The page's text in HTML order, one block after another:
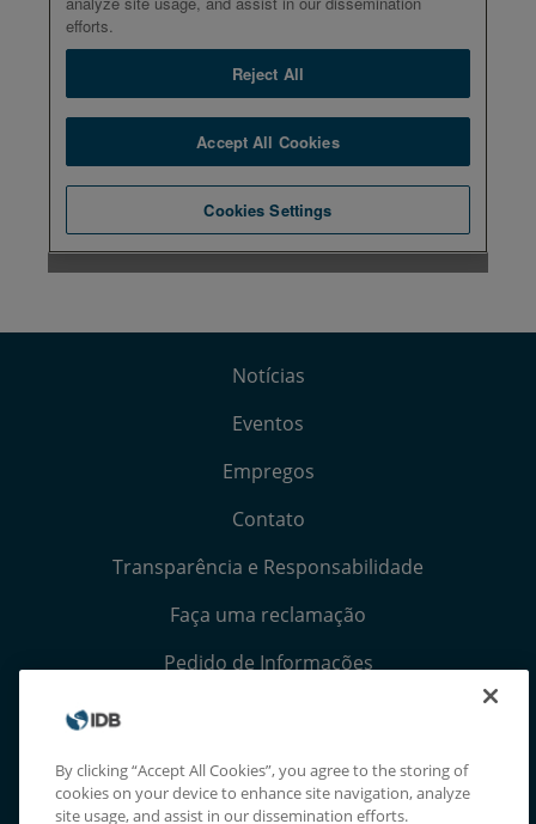
Notícias
Eventos
Empregos
Contato
Transparência e Responsabilidade
Faça uma reclamação
Pedido de Informações
Termos, Condições e Avisos de Privacidade
Extranet
By clicking “Accept All Cookies”, you agree to the storing of
cookies on your device to enhance site navigation, analyze
site usage, and assist in our dissemination efforts.